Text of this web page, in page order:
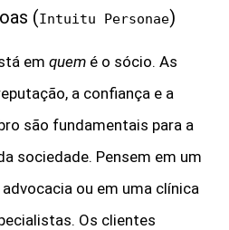
(Intuitu Personae)
em quem é o sócio. As
a confiança e a
são fundamentais para a
sociedade. Pensem em um
ou em uma clínica
Os clientes